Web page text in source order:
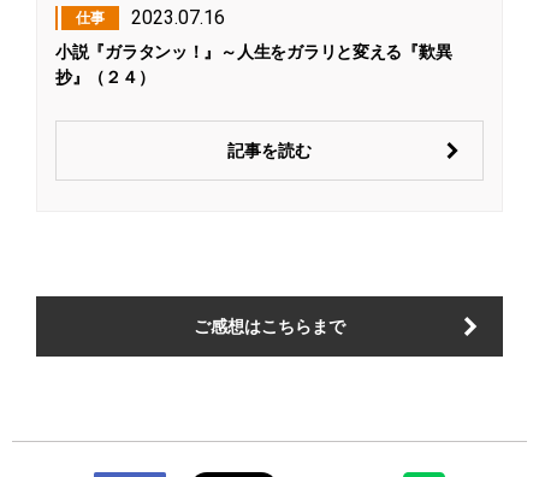
仕事 2023.07.16
小説『ガラタンッ！』～人生をガラリと変える『歎異
抄』（２４）
記事を読む
ご感想はこちらまで